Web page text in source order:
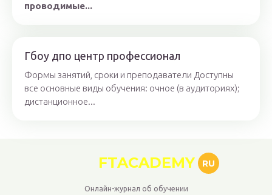
проводимые...
Гбоу дпо центр профессионал
Формы занятий, сроки и преподаватели Доступны
все основные виды обучения: очное (в аудиториях);
дистанционное...
FTACADEMY RU
Онлайн-журнал об обучении